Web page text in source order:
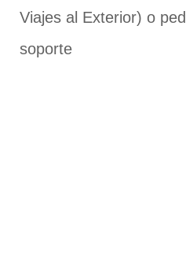
Viajes al Exterior) o
soporte